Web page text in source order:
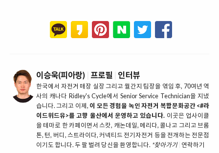
이승욱(피아랑) 프로필 인터뷰
한국에서 자전거 매장 실장 그리고 월간지 팀장을 엮임 후, 70여년 역
사의 캐나다 Ridley's Cycle에서 Senior Service Technician을 지냈
습니다. 그리고 이제, 이 모든 경험을 녹인 자전거 복합문화공간 <#라
이드위드유>를 고향 울산에서 운영하고 있습니다. 이곳은 업사이클
을 테마로 한 카페이면서 스캇, 캐논데일, 메리다, 콜나고 그리고 브롬
톤, 턴, 버디, 스트라이다, 커넥티드 전기자전거 등을 전개하는 전문점
이기도 합니다. 두 팔 벌려 당신을 환영합니다. *찾아가기 연락하기